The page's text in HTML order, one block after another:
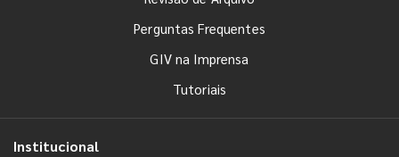
Perguntas Frequentes
GIV na Imprensa
Tutoriais
Institucional